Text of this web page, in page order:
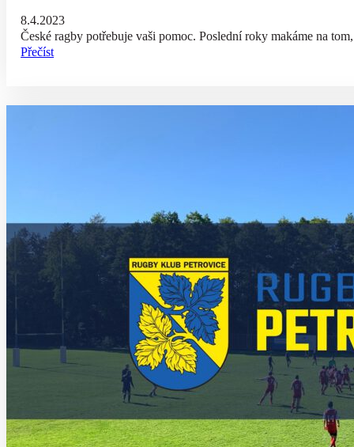
8.4.2023
České ragby potřebuje vaši pomoc. Poslední roky makáme na
Přečíst